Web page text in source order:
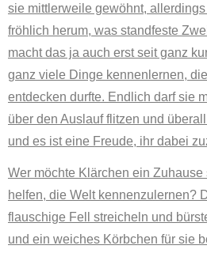
sie mittlerweile gewöhnt,
fröhlich herum, was standfeste
macht das ja auch erst seit ganz
ganz viele Dinge kennenlernen,
entdecken durfte. Endlich darf sie
über den Auslauf flitzen und
und es ist eine Freude, ihr dabei
Wer möchte Klärchen ein
helfen, die Welt kennenzulernen?
flauschige Fell streicheln und
und ein weiches Körbchen für sie